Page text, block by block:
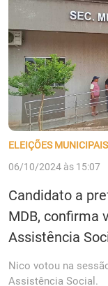
ELEIÇÕES
06/10/2024 às 15:07
Candidato a
MDB, confirma
Assistência
Nico votou na
Assistência Social.